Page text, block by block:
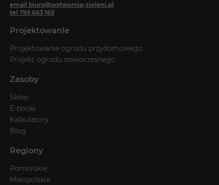
email biuro@wytwornia-zieleni.pl
tel 795 663 165
Projektowanie
Projektowanie ogrodu przydomowego
Projekt ogrodu nowoczesnego
Zasoby
Sklep
E-booki
Kalkulatory
Blog
Regiony
Pomorskie
Małopolskie